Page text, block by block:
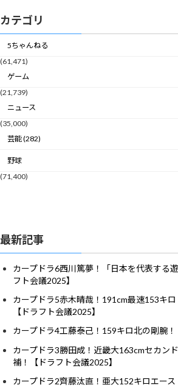
カテゴリ
5ちゃんねる
(61,471)
ゲーム
(21,739)
ニュース
(35,000)
芸能 (282)
野球
(71,400)
最新記事
カープドラ6西川篤夢！「日本を代表する
フト会議2025】
カープドラ5赤木晴哉！191cm最速153キロ
【ドラフト会議2025】
カープドラ4工藤泰己！159キロ北の剛腕！
カープドラ3勝田成！近畿大163cmセカン
補！【ドラフト会議2025】
カープドラ2齊藤汰直！亜大152キロエース